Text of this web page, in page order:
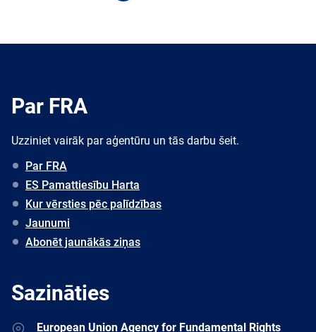
Par FRA
Uzziniet vairāk par aģentūru un tās darbu šeit.
Par FRA
ES Pamattiesību Harta
Kur vērsties pēc palīdzības
Jaunumi
Abonēt jaunākās ziņas
Sazināties
AddressEuropean Union Agency for Fundamental Rights